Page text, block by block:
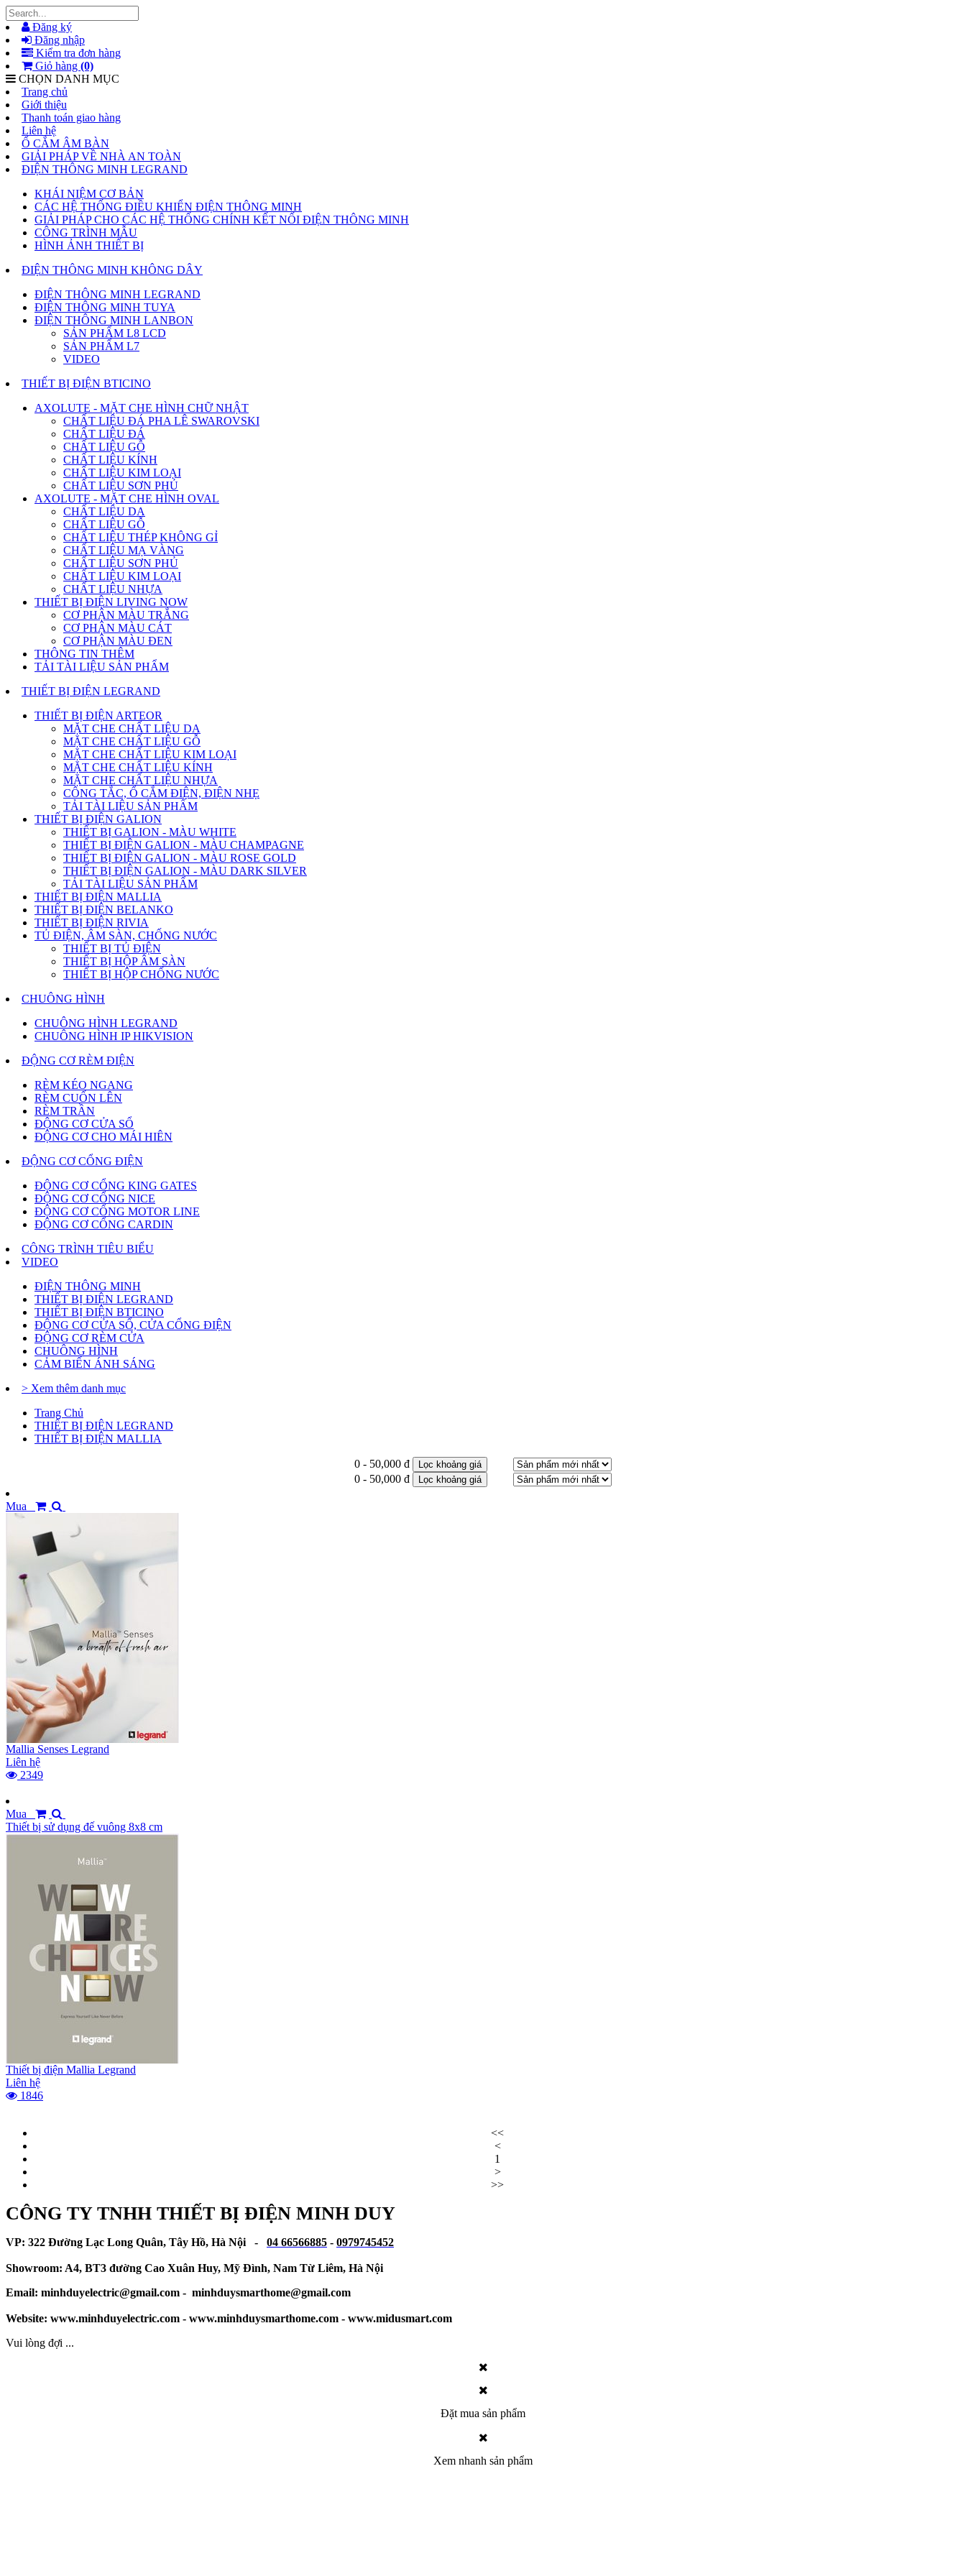
Đăng ký
Đăng nhập
Kiểm tra đơn hàng
Giỏ hàng (0)
CHỌN DANH MỤC
Trang chủ
Giới thiệu
Thanh toán giao hàng
Liên hệ
Ổ CẮM ÂM BÀN
GIẢI PHÁP VỀ NHÀ AN TOÀN
ĐIỆN THÔNG MINH LEGRAND
KHÁI NIỆM CƠ BẢN
CÁC HỆ THỐNG ĐIỀU KHIỂN ĐIỆN THÔNG MINH
GIẢI PHÁP CHO CÁC HỆ THỐNG CHÍNH KẾT NỐI ĐIỆN THÔNG MINH
CÔNG TRÌNH MẪU
HÌNH ẢNH THIẾT BỊ
ĐIỆN THÔNG MINH KHÔNG DÂY
ĐIỆN THÔNG MINH LEGRAND
ĐIỆN THÔNG MINH TUYA
ĐIỆN THÔNG MINH LANBON
SẢN PHẨM L8 LCD
SẢN PHẨM L7
VIDEO
THIẾT BỊ ĐIỆN BTICINO
AXOLUTE - MẶT CHE HÌNH CHỮ NHẬT
CHẤT LIỆU ĐÁ PHA LÊ SWAROVSKI
CHẤT LIỆU ĐÁ
CHẤT LIỆU GỖ
CHẤT LIỆU KÍNH
CHẤT LIỆU KIM LOẠI
CHẤT LIỆU SƠN PHỦ
AXOLUTE - MẶT CHE HÌNH OVAL
CHẤT LIỆU DA
CHẤT LIỆU GỖ
CHẤT LIỆU THÉP KHÔNG GỈ
CHẤT LIỆU MẠ VÀNG
CHẤT LIỆU SƠN PHỦ
CHẤT LIỆU KIM LOẠI
CHẤT LIỆU NHỰA
THIẾT BỊ ĐIỆN LIVING NOW
CƠ PHẬN MÀU TRẮNG
CƠ PHẬN MÀU CÁT
CƠ PHẬN MÀU ĐEN
THÔNG TIN THÊM
TẢI TÀI LIỆU SẢN PHẨM
THIẾT BỊ ĐIỆN LEGRAND
THIẾT BỊ ĐIỆN ARTEOR
MẶT CHE CHẤT LIỆU DA
MẶT CHE CHẤT LIỆU GỖ
MẶT CHE CHẤT LIỆU KIM LOẠI
MẶT CHE CHẤT LIỆU KÍNH
MẶT CHE CHẤT LIỆU NHỰA
CÔNG TẮC, Ổ CẮM ĐIỆN, ĐIỆN NHẸ
TẢI TÀI LIỆU SẢN PHẨM
THIẾT BỊ ĐIỆN GALION
THIẾT BỊ GALION - MÀU WHITE
THIẾT BỊ ĐIỆN GALION - MÀU CHAMPAGNE
THIẾT BỊ ĐIỆN GALION - MÀU ROSE GOLD
THIẾT BỊ ĐIỆN GALION - MÀU DARK SILVER
TẢI TÀI LIỆU SẢN PHẨM
THIẾT BỊ ĐIỆN MALLIA
THIẾT BỊ ĐIỆN BELANKO
THIẾT BỊ ĐIỆN RIVIA
TỦ ĐIỆN, ÂM SÀN, CHỐNG NƯỚC
THIẾT BỊ TỦ ĐIỆN
THIẾT BỊ HỘP ÂM SÀN
THIẾT BỊ HỘP CHỐNG NƯỚC
CHUÔNG HÌNH
CHUÔNG HÌNH LEGRAND
CHUÔNG HÌNH IP HIKVISION
ĐỘNG CƠ RÈM ĐIỆN
RÈM KÉO NGANG
RÈM CUỐN LÊN
RÈM TRẦN
ĐỘNG CƠ CỬA SỔ
ĐỘNG CƠ CHO MÁI HIÊN
ĐỘNG CƠ CỔNG ĐIỆN
ĐỘNG CƠ CỔNG KING GATES
ĐỘNG CƠ CỔNG NICE
ĐỘNG CƠ CỔNG MOTOR LINE
ĐỘNG CƠ CỔNG CARDIN
CÔNG TRÌNH TIÊU BIỂU
VIDEO
ĐIỆN THÔNG MINH
THIẾT BỊ ĐIỆN LEGRAND
THIẾT BỊ ĐIỆN BTICINO
ĐỘNG CƠ CỬA SỔ, CỬA CỔNG ĐIỆN
ĐỘNG CƠ RÈM CỬA
CHUÔNG HÌNH
CẢM BIẾN ÁNH SÁNG
> Xem thêm danh mục
Trang Chủ
THIẾT BỊ ĐIỆN LEGRAND
THIẾT BỊ ĐIỆN MALLIA
0 - 50,000 đ Lọc khoảng giá
0 - 50,000 đ Lọc khoảng giá
Mua
Mallia Senses Legrand
Liên hệ
2349
Mua
Thiết bị sử dụng đế vuông 8x8 cm
Thiết bị điện Mallia Legrand
Liên hệ
1846
<<
<
1
>
>>
CÔNG TY TNHH THIẾT BỊ ĐIỆN MINH DUY
VP: 322 Đường Lạc Long Quân, Tây Hồ, Hà Nội - 04 66566885 - 0979745452
Showroom: A4, BT3 đường Cao Xuân Huy, Mỹ Đình, Nam Từ Liêm, Hà Nội
Email: minhduyelectric@gmail.com - minhduysmarthome@gmail.com
Website: www.minhduyelectric.com - www.minhduysmarthome.com - www.midusmart.com
Vui lòng đợi ...
Đặt mua sản phẩm
Xem nhanh sản phẩm